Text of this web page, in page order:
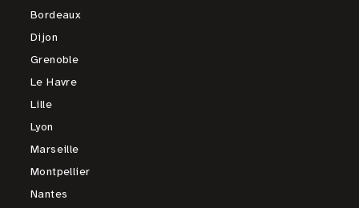
Bordeaux
Dijon
Grenoble
Le Havre
Lille
Lyon
Marseille
Montpellier
Nantes